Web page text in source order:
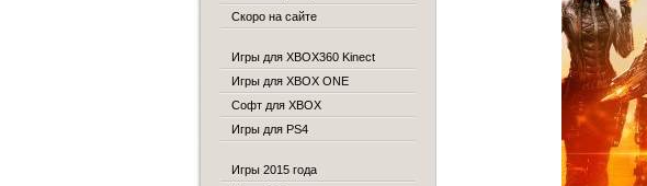
Скоро на сайте
Игры для XBOX360 Kinect
Игры для XBOX ONE
Софт для XBOX
Игры для PS4
Игры 2015 года